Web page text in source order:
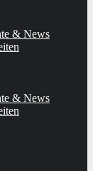
& News
& News